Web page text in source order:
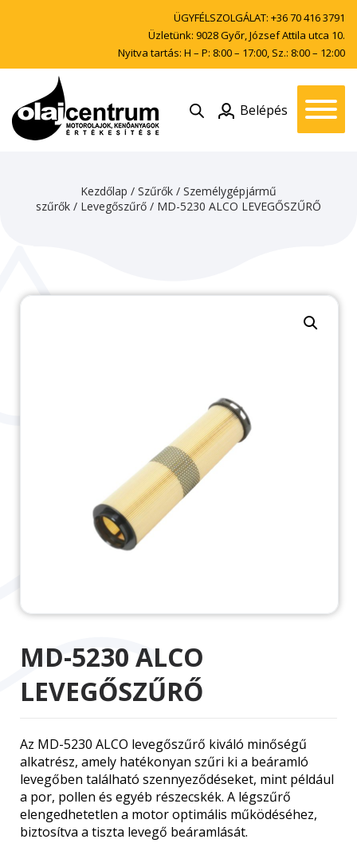
ÜGYFÉLSZOLGÁLAT: +36 70 416 3791
Üzletünk: 9028 Győr, József Attila utca 10.
Nyitva tartás: H – P: 8:00 – 17:00, Sz.: 8:00 – 12:00
Belépés
Kezdőlap / Szűrők / Személygépjármű
szűrők / Levegőszűrő / MD-5230 ALCO LEVEGŐSZŰRŐ
MD-5230 ALCO
LEVEGŐSZŰRŐ
Az MD-5230 ALCO levegőszűrő kiváló minőségű
alkatrész, amely hatékonyan szűri ki a beáramló
levegőben található szennyeződéseket, mint például
a por, pollen és egyéb részecskék. A légszűrő
elengedhetetlen a motor optimális működéséhez,
biztosítva a tiszta levegő beáramlását.